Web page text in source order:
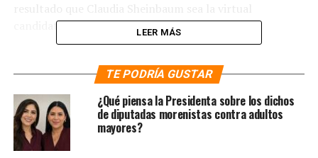
candidata al gobierno capitalino,
nación de AMLO, en el que pueda señalar fallas y
aciertos…Vi a un AMLO muy lúcido y con plena
conciencia de lo que viene», adelantó Monreal.
NOTAS RELACIONADAS:
LEER MÁS
TE PODRÍA GUSTAR
¿Qué piensa la Presidenta sobre los dichos
de diputadas morenistas contra adultos
mayores?